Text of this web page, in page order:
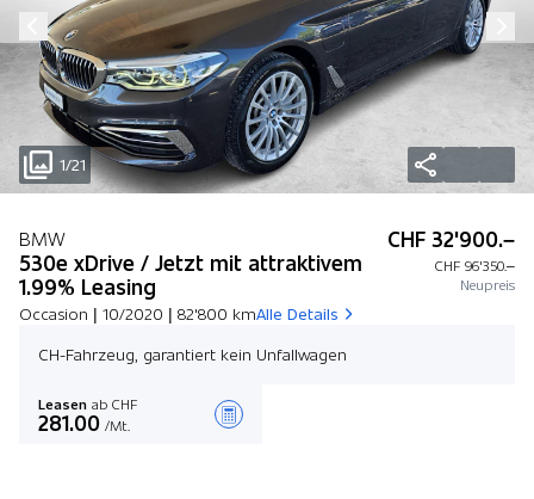
1/21
BMW
530e xDrive / Jetzt mit attraktivem
1.99% Leasing
Occasion | 10/2020 | 82'800 kmAlle Details
CHF 32'900.–
CHF 96'350.–
Neupreis
CH-Fahrzeug, garantiert kein Unfallwagen
Leasen ab CHF
281.00 /Mt.